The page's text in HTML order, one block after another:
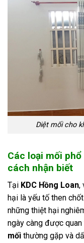
Diệt mối cho
Các loại mối phổ
cách nhận biết
Tại KDC Hồng Loan,
hại là yếu tố then
những thiệt hại
ngày càng được
mối thường gặp và